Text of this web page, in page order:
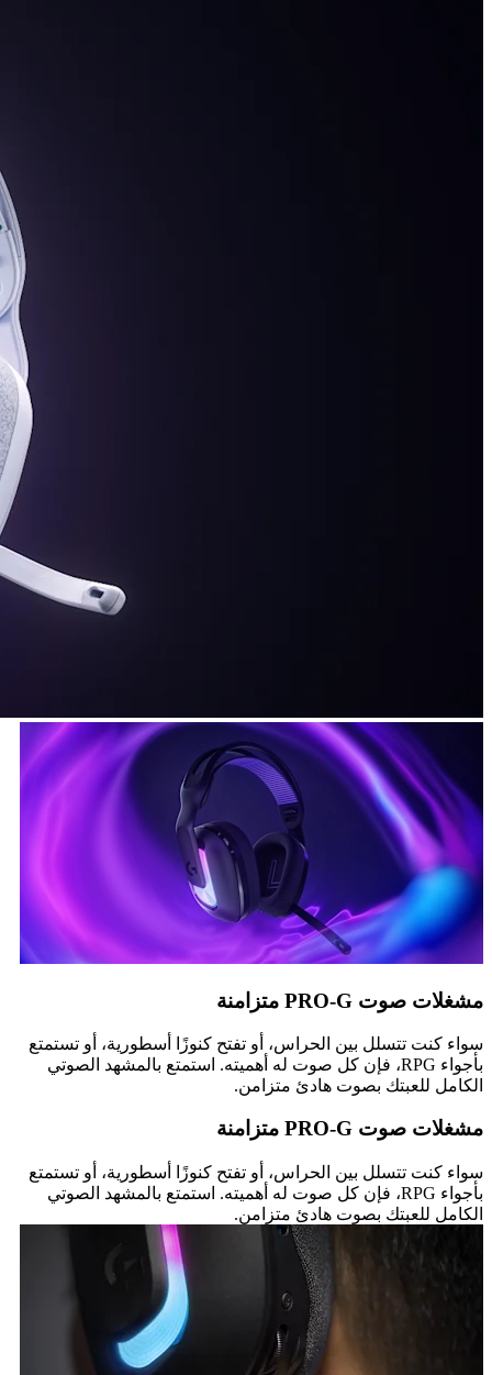
مشغلات صوت PRO-G متزامنة
سواء كنت تتسلل بين الحراس، أو تفتح كنوزًا أسطورية، أو تستمتع
بأجواء RPG، فإن كل صوت له أهميته. استمتع بالمشهد الصوتي
الكامل للعبتك بصوت هادئ متزامن.
مشغلات صوت PRO-G متزامنة
سواء كنت تتسلل بين الحراس، أو تفتح كنوزًا أسطورية، أو تستمتع
بأجواء RPG، فإن كل صوت له أهميته. استمتع بالمشهد الصوتي
الكامل للعبتك بصوت هادئ متزامن.